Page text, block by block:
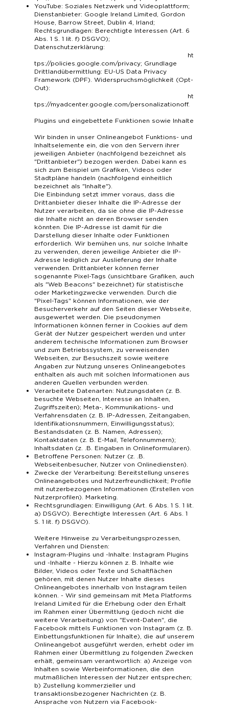
YouTube: Soziales Netzwerk und Videoplattform;
Dienstanbieter: Google Ireland Limited, Gordon
House, Barrow Street, Dublin 4, Irland;
Rechtsgrundlagen: Berechtigte Interessen (Art. 6
Abs. 1 S. 1 lit. f) DSGVO);
Datenschutzerklärung:
ht
tps://policies.google.com/privacy; Grundlage
Drittlandübermittlung: EU-US Data Privacy
Framework (DPF). Widerspruchsmöglichkeit (Opt-
Out):
ht
tps://myadcenter.google.com/personalizationoff.
Plugins und eingebettete Funktionen sowie Inhalte
Wir binden in unser Onlineangebot Funktions- und
Inhaltselemente ein, die von den Servern ihrer
jeweiligen Anbieter (nachfolgend bezeichnet als
"Drittanbieter") bezogen werden. Dabei kann es
sich zum Beispiel um Grafiken, Videos oder
Stadtpläne handeln (nachfolgend einheitlich
bezeichnet als "Inhalte").
Die Einbindung setzt immer voraus, dass die
Drittanbieter dieser Inhalte die IP-Adresse der
Nutzer verarbeiten, da sie ohne die IP-Adresse
die Inhalte nicht an deren Browser senden
könnten. Die IP-Adresse ist damit für die
Darstellung dieser Inhalte oder Funktionen
erforderlich. Wir bemühen uns, nur solche Inhalte
zu verwenden, deren jeweilige Anbieter die IP-
Adresse lediglich zur Auslieferung der Inhalte
verwenden. Drittanbieter können ferner
sogenannte Pixel-Tags (unsichtbare Grafiken, auch
als "Web Beacons" bezeichnet) für statistische
oder Marketingzwecke verwenden. Durch die
"Pixel-Tags" können Informationen, wie der
Besucherverkehr auf den Seiten dieser Webseite,
ausgewertet werden. Die pseudonymen
Informationen können ferner in Cookies auf dem
Gerät der Nutzer gespeichert werden und unter
anderem technische Informationen zum Browser
und zum Betriebssystem, zu verweisenden
Webseiten, zur Besuchszeit sowie weitere
Angaben zur Nutzung unseres Onlineangebotes
enthalten als auch mit solchen Informationen aus
anderen Quellen verbunden werden.
Verarbeitete Datenarten: Nutzungsdaten (z. B.
besuchte Webseiten, Interesse an Inhalten,
Zugriffszeiten); Meta-, Kommunikations- und
Verfahrensdaten (z. B. IP-Adressen, Zeitangaben,
Identifikationsnummern, Einwilligungsstatus);
Bestandsdaten (z. B. Namen, Adressen);
Kontaktdaten (z. B. E-Mail, Telefonnummern);
Inhaltsdaten (z. .B. Eingaben in Onlineformularen).
Betroffene Personen: Nutzer (z. .B.
Webseitenbesucher, Nutzer von Onlinediensten).
Zwecke der Verarbeitung: Bereitstellung unseres
Onlineangebotes und Nutzerfreundlichkeit; Profile
mit nutzerbezogenen Informationen (Erstellen von
Nutzerprofilen). Marketing.
Rechtsgrundlagen: Einwilligung (Art. 6 Abs. 1 S. 1 lit.
a) DSGVO). Berechtigte Interessen (Art. 6 Abs. 1
S. 1 lit. f) DSGVO).
Weitere Hinweise zu Verarbeitungsprozessen,
Verfahren und Diensten:
Instagram-Plugins und -Inhalte: Instagram Plugins
und -Inhalte - Hierzu können z. B. Inhalte wie
Bilder, Videos oder Texte und Schaltflächen
gehören, mit denen Nutzer Inhalte dieses
Onlineangebotes innerhalb von Instagram teilen
können. - Wir sind gemeinsam mit Meta Platforms
Ireland Limited für die Erhebung oder den Erhalt
im Rahmen einer Übermittlung (jedoch nicht die
weitere Verarbeitung) von "Event-Daten", die
Facebook mittels Funktionen von Instagram (z. B.
Einbettungsfunktionen für Inhalte), die auf unserem
Onlineangebot ausgeführt werden, erhebt oder im
Rahmen einer Übermittlung zu folgenden Zwecken
erhält, gemeinsam verantwortlich: a) Anzeige von
Inhalten sowie Werbeinformationen, die den
mutmaßlichen Interessen der Nutzer entsprechen;
b) Zustellung kommerzieller und
transaktionsbezogener Nachrichten (z. B.
Ansprache von Nutzern via Facebook-